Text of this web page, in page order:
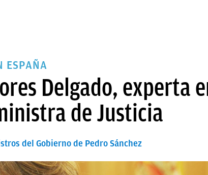
ESPAÑA
Delgado, experta
de Justicia
del Gobierno de Pedro Sánchez